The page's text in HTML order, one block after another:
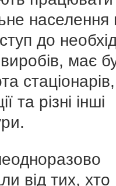
до
має
та різні інші
від тих, хто